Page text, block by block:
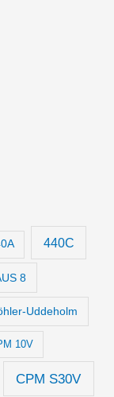
440C
8
Uddeholm
10V
CPM S30V